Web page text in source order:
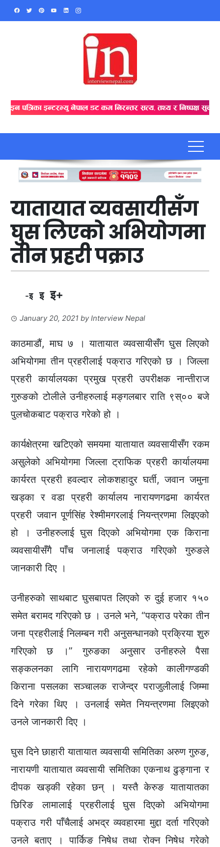
Skip
यातायात व्यवसायीसँग
घुस लिएको अभियोगमा
तीन प्रहरी पक्राउ
-इ इ इ+
January 20, 2021 byInterview Nepal
काठमाडौं, माघ ७ । यातायात व्यवसायीसँग घुस लिएको
अभियोगमा तीन प्रहरीलाई पक्राउ गरिएको छ । जिल्ला
प्रहरी कार्यालयका प्रमुख प्रहरी उपरीक्षक नान्तीराज
गुरुङको टोलीले उनीहरुलाई मङ्गलबार राति ९स्०० बजे
पुलचोकबाट पक्राउ गरेको हो ।
कार्यक्षेत्रमा खटिएको समयमा यातायात व्यवसायीसँग रकम
असुलेको अभियोगमा जिल्ला ट्राफिक प्रहरी कार्यालयमा
कार्यरत प्रहरी हवल्दार लोकशहादुर घर्ती, जवान जमुना
खड्का र वडा प्रहरी कार्यालय नारायणगढमा कार्यरत
प्रहरी जवान पूर्णसिंह रेश्मीमगरलाई नियन्त्रणमा लिइएको
हो । उनीहरुलाई घुस दिएको अभियोगमा एक किराना
व्यवसायीसँगै पाँच जनालाई पक्राउ गरिएको गुरुङले
जानकारी दिए ।
उनीहरुको साथबाट घुसबापत लिएको रु दुई हजार १५०
समेत बरामद गरिएको छ । उनले भने, “पक्राउ परेका तीन
जना प्रहरीलाई निलम्बन गरी अनुसन्धानको प्रक्रिया शुरु
गरिएको छ ।” गुरुङका अनुसार उनीहरुले पैसा
सङ्कलनका लागि नारायणगढमा रहेको कालीगण्डकी
किराना पसलका सञ्चालक राजेन्द्र पराजुलीलाई जिम्मा
दिने गरेका थिए । उनलाई समेत नियन्त्रणमा लिइएको
उनले जानकारी दिए ।
घुस दिने छाहारी यातायात व्यवसायी समितिका अरुण गुरुङ,
नारायणी यातायात व्यवसायी समितिका एकनाथ ढुङ्गाना र
दीपक खड्की रहेका छन् । यस्तै केरुङ यातायातका
छिरिङ लामालाई प्रहरीलाई घुस दिएको अभियोगमा
पक्राउ गरी पाँचैलाई अभद्र व्यवहारमा मुद्दा दर्ता गरिएको
उनले बताए । पार्किङ निषेध तथा रोक्न निषेध गरेको